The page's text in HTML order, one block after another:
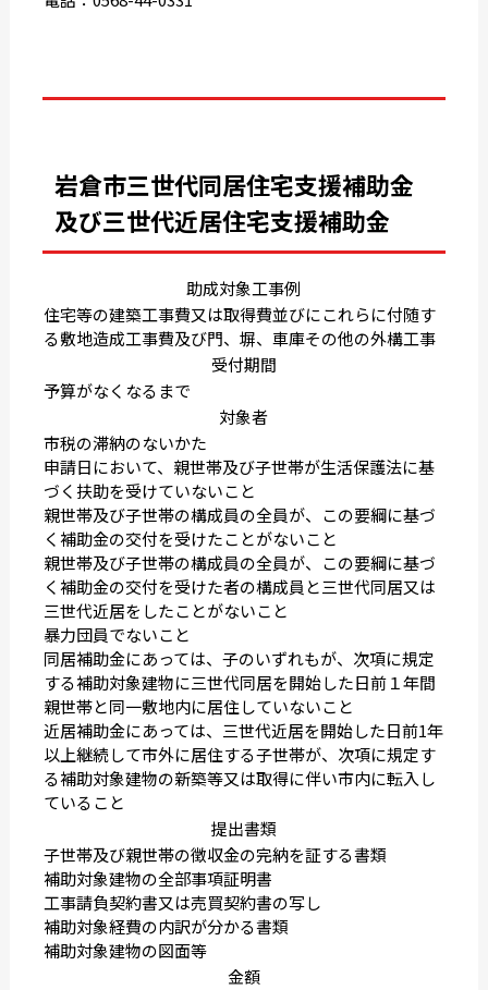
岩倉市三世代同居住宅支援補助金
及び三世代近居住宅支援補助金
助成対象工事例
住宅等の建築工事費又は取得費並びにこれらに付随す
る敷地造成工事費及び門、塀、車庫その他の外構工事
受付期間
予算がなくなるまで
対象者
市税の滞納のないかた
申請日において、親世帯及び子世帯が生活保護法に基
づく扶助を受けていないこと
親世帯及び子世帯の構成員の全員が、この要綱に基づ
く補助金の交付を受けたことがないこと
親世帯及び子世帯の構成員の全員が、この要綱に基づ
く補助金の交付を受けた者の構成員と三世代同居又は
三世代近居をしたことがないこと
暴力団員でないこと
同居補助金にあっては、子のいずれもが、次項に規定
する補助対象建物に三世代同居を開始した日前１年間
親世帯と同一敷地内に居住していないこと
近居補助金にあっては、三世代近居を開始した日前1年
以上継続して市外に居住する子世帯が、次項に規定す
る補助対象建物の新築等又は取得に伴い市内に転入し
ていること
提出書類
子世帯及び親世帯の徴収金の完納を証する書類
補助対象建物の全部事項証明書
工事請負契約書又は売買契約書の写し
補助対象経費の内訳が分かる書類
補助対象建物の図面等
金額